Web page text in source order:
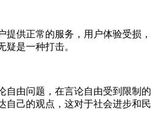
提供正常的服务，用户体验受损，
疑是一种打击。
自由问题，在言论自由受到限制的
自己的观点，这对于社会进步和民